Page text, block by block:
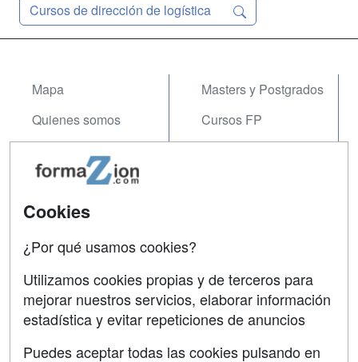
Cursos de dirección de logística
Mapa
Quienes somos
Acceso Usuarios
Acceso Centros
Masters y Postgrados
Cursos FP
Contactar
Confidencialidad
SÍGUENOS EN:
Cookies
¿Por qué usamos cookies?
Utilizamos cookies propias y de terceros para
mejorar nuestros servicios, elaborar información
estadística y evitar repeticiones de anuncios
Puedes aceptar todas las cookies pulsando en